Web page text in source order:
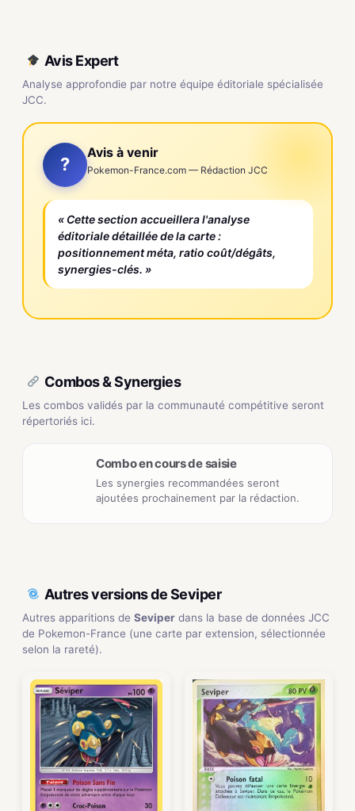
Avis Expert
Analyse approfondie par notre équipe éditoriale spécialisée
JCC.
?
Avis à venir
Pokemon-France.com — Rédaction JCC
« Cette section accueillera l'analyse
éditoriale détaillée de la carte :
positionnement méta, ratio coût/dégâts,
synergies-clés. »
Combos & Synergies
Les combos validés par la communauté compétitive seront
répertoriés ici.
Combo en cours de saisie
Les synergies recommandées seront
ajoutées prochainement par la rédaction.
Autres versions de Seviper
Autres apparitions de Seviper dans la base de données JCC
de Pokemon-France (une carte par extension, sélectionnée
selon la rareté).